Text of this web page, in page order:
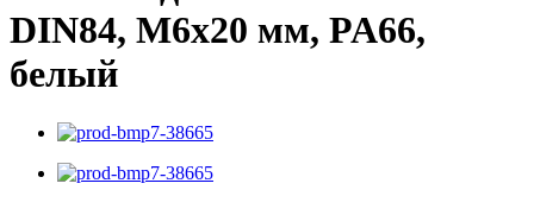
DIN84, М6x20 мм, PA66,
белый